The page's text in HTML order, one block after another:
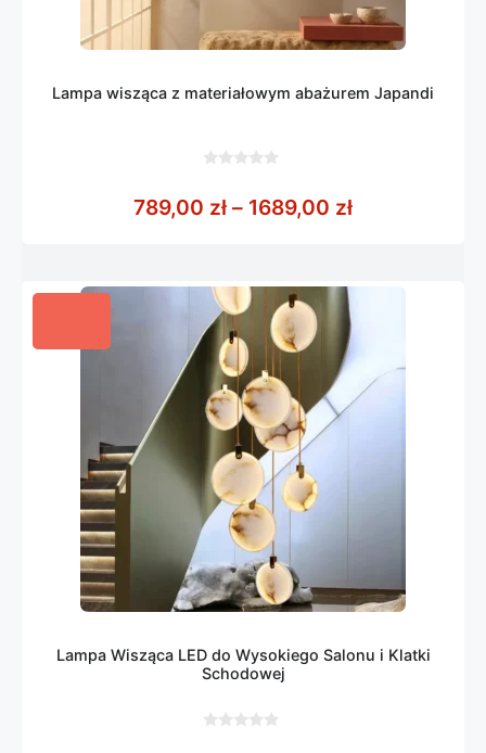
Lampa wisząca z materiałowym abażurem Japandi
5
789,00 zł – 1689,00 złZakres cen:
Lampa Wisząca LED do Wysokiego Salonu i Klatki
Schodowej